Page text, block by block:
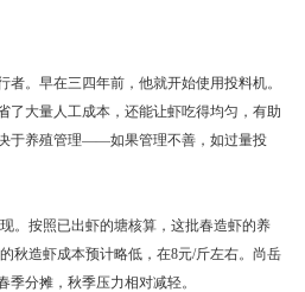
。早在三四年前，他就开始使用投料机。
了大量人工成本，还能让虾吃得均匀，有助
于养殖管理——如果管理不善，如过量投
。按照已出虾的塘核算，这批春造虾的养
秋造虾成本预计略低，在8元/斤左右。尚岳
分摊，秋季压力相对减轻。